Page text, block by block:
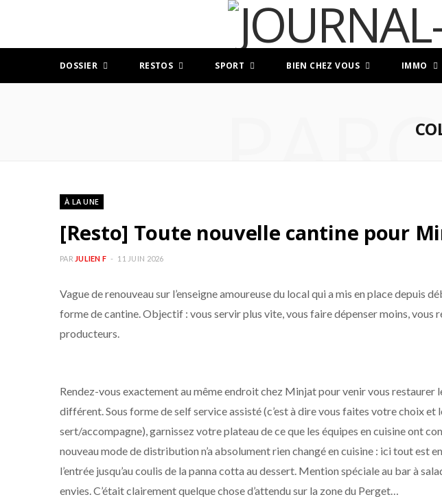
DOSSIER RESTOS SPORT BIEN CHEZ VOUS IMMO
À LA UNE
[Resto] Toute nouvelle cantine pour
PAR JULIEN F 11 JUIN 2026
Vague de renouveau sur l’enseigne amoureuse du local qui a mis en place depuis
forme de cantine. Objectif : vous servir plus vite, vous faire dépenser moins, vous
producteurs.
Rendez-vous exactement au même endroit chez Minjat pour venir vous restaurer
différent. Sous forme de self service assisté (c’est à dire vous faites votre choix et
sert/accompagne), garnissez votre plateau de ce que les équipes en cuisine ont
nouveau mode de distribution n’a absolument rien changé en cuisine : ici tout est
l’entrée jusqu’au coulis de la panna cotta au dessert. Mention spéciale au bar à
envies. C’était clairement quelque chose d’attendu sur la zone du Perget…